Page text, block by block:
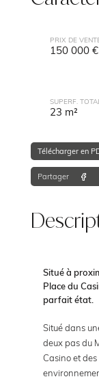
PRIX DE
150 000 €
SUPERF.
23 m²
Télécharger en
Partager
Situé à
Place du
parfait état.
Situé dans
deux pas du
Casino et